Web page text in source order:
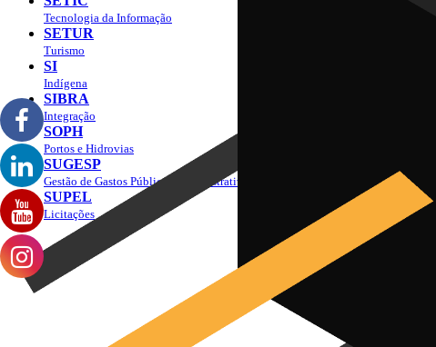
Tecnologia da Informação
SETUR
Turismo
SI
Indígena
SIBRA
Integração
SOPH
Portos e Hidrovias
SUGESP
Gestão de Gastos Públicos Administrativos
SUPEL
Licitações